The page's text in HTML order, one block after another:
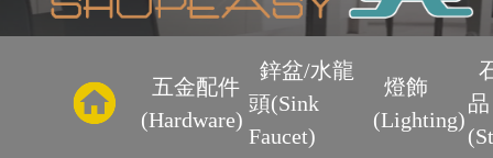
頁
優
五金配件
(Hardware)
鋅盆/水龍
頭(Sink
Faucet)
燈飾
(Lighting)
品